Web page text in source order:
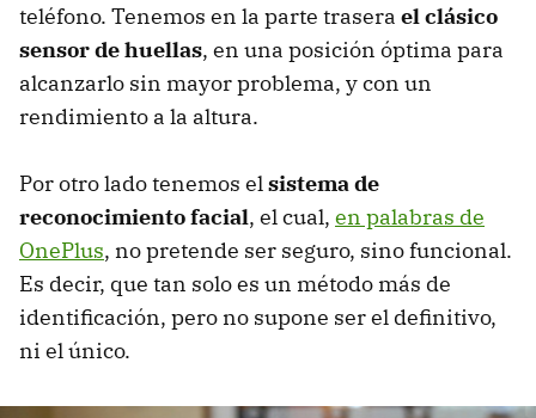
teléfono. Tenemos en la parte trasera el clásico
sensor de huellas, en una posición óptima para
alcanzarlo sin mayor problema, y con un
rendimiento a la altura.
Por otro lado tenemos elsistema de
reconocimiento facial, el cual, en palabras de
OnePlus, no pretende ser seguro, sino funcional.
Es decir, que tan solo es un método más de
identificación, pero no supone ser el definitivo,
ni el único.